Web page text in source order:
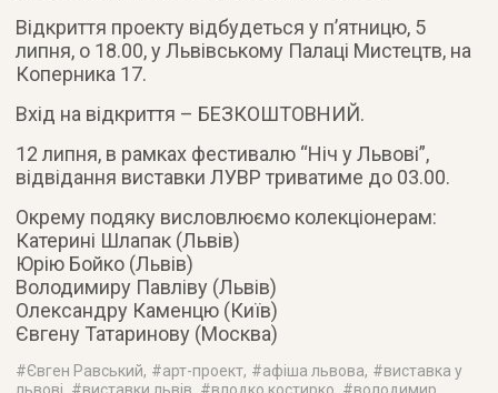
Відкриття проекту відбудеться у п’ятницю, 5
липня, о 18.00, у Львівському Палаці Мистецтв, на
Коперника 17.
Вхід на відкриття – БЕЗКОШТОВНИЙ.
12 липня, в рамках фестивалю “Ніч у Львові”,
відвідання виставки ЛУВР триватиме до 03.00.
Окрему подяку висловлюємо колекціонерам:
Катерині Шлапак (Львів)
Юрію Бойко (Львів)
Володимиру Павліву (Львів)
Олександру Каменцю (Київ)
Євгену Татаринову (Москва)
#Євген Равський, #арт-проект, #афіша львова, #виставка у
львові
виставки львів влодко костирко володимир